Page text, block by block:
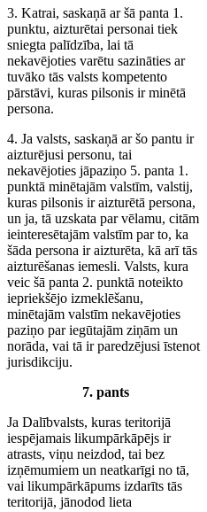
3. Katrai, saskaņā ar šā panta 1.
punktu, aizturētai personai tiek
sniegta palīdzība, lai tā
nekavējoties varētu sazināties ar
tuvāko tās valsts kompetento
pārstāvi, kuras pilsonis ir minētā
persona.
4. Ja valsts, saskaņā ar šo pantu ir
aizturējusi personu, tai
nekavējoties jāpaziņo 5. panta 1.
punktā minētajām valstīm, valstij,
kuras pilsonis ir aizturētā persona,
un ja, tā uzskata par vēlamu, citām
ieinteresētajām valstīm par to, ka
šāda persona ir aizturēta, kā arī tās
aizturēšanas iemesli. Valsts, kura
veic šā panta 2. punktā noteikto
iepriekšējo izmeklēšanu,
minētajām valstīm nekavējoties
paziņo par iegūtajām ziņām un
norāda, vai tā ir paredzējusi īstenot
jurisdikciju.
7. pants
Ja Dalībvalsts, kuras teritorijā
iespējamais likumpārkāpējs ir
atrasts, viņu neizdod, tai bez
izņēmumiem un neatkarīgi no tā,
vai likumpārkāpums izdarīts tās
teritorijā, jānodod lieta